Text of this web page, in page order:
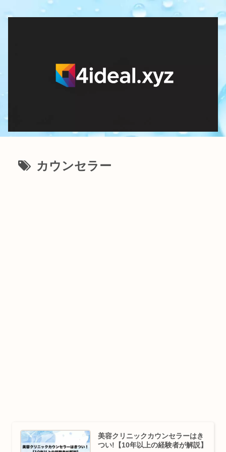
カウンセラー
美容クリニックカウンセラーはき
つい!【10年以上の経験者が解説】